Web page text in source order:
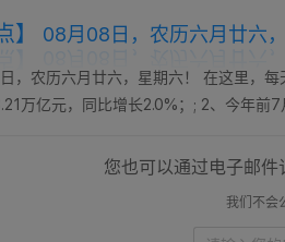
】 08月08日，农历六月廿六
，农历六月廿六，星期六！ 在这里，
万亿元，同比增长2.0%；; 2、今年前
您也可以通过电子邮
我们不会